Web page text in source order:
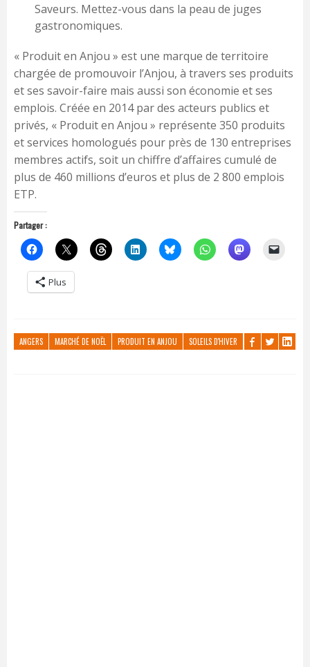
Saveurs. Mettez-vous dans la peau de juges
gastronomiques.
« Produit en Anjou » est une marque de territoire
chargée de promouvoir l’Anjou, à travers ses produits
et ses savoir-faire mais aussi son économie et ses
emplois. Créée en 2014 par des acteurs publics et
privés, « Produit en Anjou » représente 350 produits
et services homologués pour près de 130 entreprises
membres actifs, soit un chiffre d’affaires cumulé de
plus de 460 millions d’euros et plus de 2 800 emplois
ETP.
Partager :
Plus
ANGERS MARCHÉ DE NOËL PRODUIT EN ANJOU SOLEILS D'HIVER